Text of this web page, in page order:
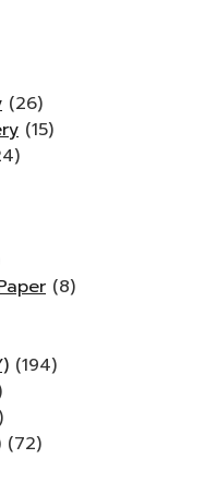
(26)
(15)
(8)
(194)
(72)